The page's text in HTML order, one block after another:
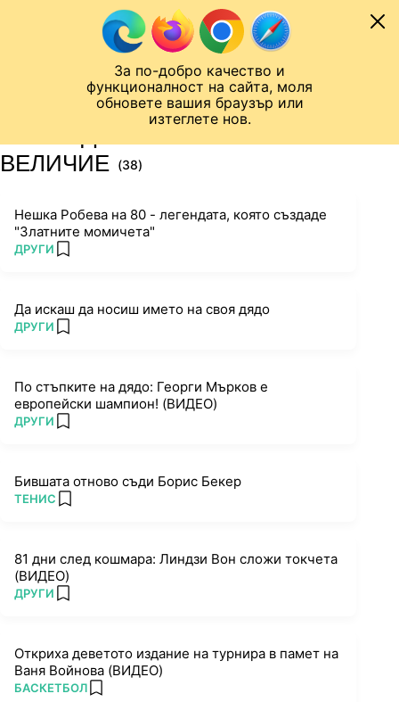
За по-добро качество и
функционалност на сайта, моля
обновете вашия браузър или
изтеглете нов.
Към съдържанието
Лига на Конференциите
ВЕЛИЧИЕ (38)
Нешка Робева на 80 - легендата, която създаде
"Златните момичета"
ПОВЕЧЕ ОТ
ДРУГИ add favorites
Да искаш да носиш името на своя дядо
ПОВЕЧЕ ОТ
ДРУГИ add favorites
По стъпките на дядо: Георги Мърков е
европейски шампион! (ВИДЕО)
ПОВЕЧЕ ОТ
ДРУГИ add favorites
Бившата отново съди Борис Бекер
ПОВЕЧЕ ОТ
ТЕНИС add favorites
81 дни след кошмара: Линдзи Вон сложи токчета
(ВИДЕО)
ПОВЕЧЕ ОТ
ДРУГИ add favorites
Откриха деветото издание на турнира в памет на
Ваня Войнова (ВИДЕО)
ПОВЕЧЕ ОТ
БАСКЕТБОЛ add favorites